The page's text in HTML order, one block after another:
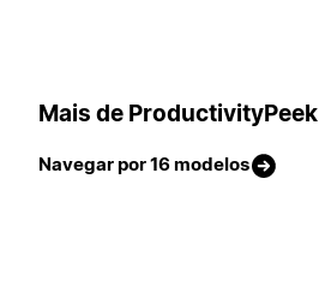
Mais de ProductivityPeek
Navegar por 16 modelos